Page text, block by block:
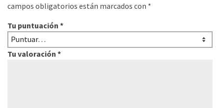
campos obligatorios están marcados con *
Tu puntuación *
Tu valoración *